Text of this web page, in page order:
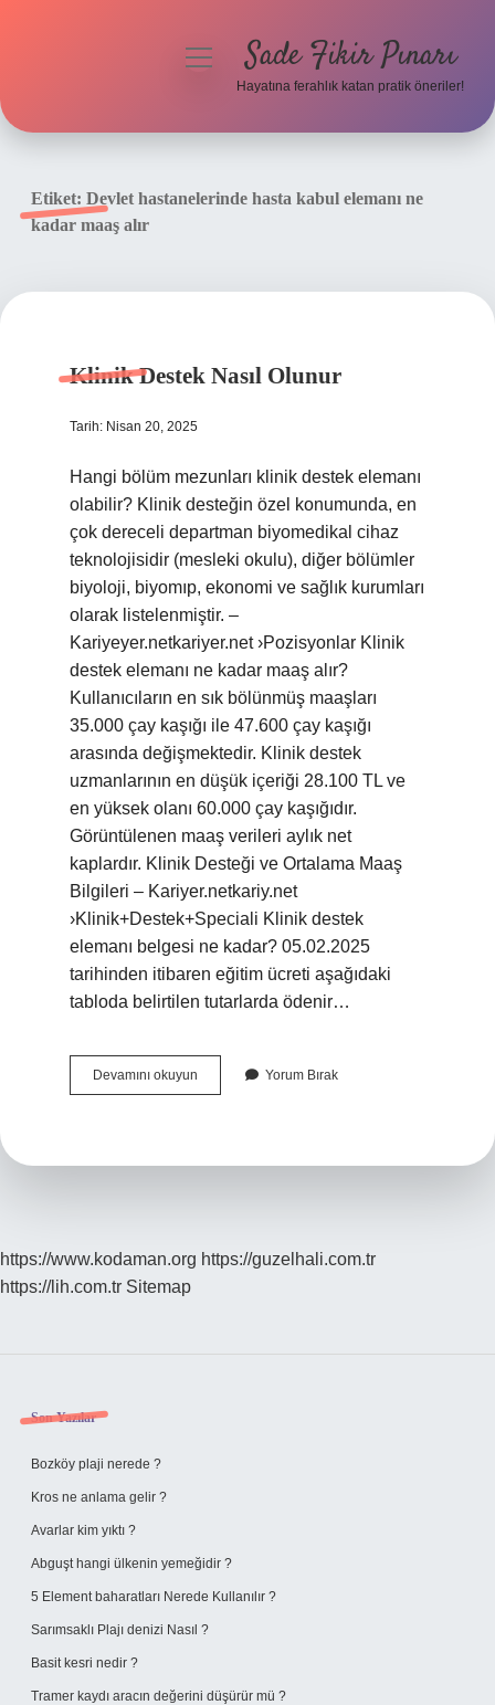
Yasal Uyarı
menüyüSade Fikir Pınarı
Hayatına ferahlık katan pratik öneriler!
Etiket: Devlet hastanelerinde hasta kabul elemanı ne
kadar maaş alır
Klinik Destek Nasıl Olunur
Tarih: Nisan 20, 2025
Hangi bölüm mezunları klinik destek elemanı
olabilir? Klinik desteğin özel konumunda, en
çok dereceli departman biyomedikal cihaz
teknolojisidir (mesleki okulu), diğer bölümler
biyoloji, biyomıp, ekonomi ve sağlık kurumları
olarak listelenmiştir. –
Kariyeyer.netkariyer.net ›Pozisyonlar Klinik
destek elemanı ne kadar maaş alır?
Kullanıcıların en sık bölünmüş maaşları
35.000 çay kaşığı ile 47.600 çay kaşığı
arasında değişmektedir. Klinik destek
uzmanlarının en düşük içeriği 28.100 TL ve
en yüksek olanı 60.000 çay kaşığıdır.
Görüntülenen maaş verileri aylık net
kaplardır. Klinik Desteği ve Ortalama Maaş
Bilgileri – Kariyer.netkariy.net
›Klinik+Destek+Speciali Klinik destek
elemanı belgesi ne kadar? 05.02.2025
tarihinden itibaren eğitim ücreti aşağıdaki
tabloda belirtilen tutarlarda ödenir…
Devamını okuyun
Destek
Yorum Bırak
https://www.kodaman.org https://guzelhali.com.tr
https://lih.com.tr Sitemap
Sidebar
Son Yazılar
Bozköy plaji nerede ?
Kros ne anlama gelir ?
Avarlar kim yıktı ?
Abguşt hangi ülkenin yemeğidir ?
5 Element baharatları Nerede Kullanılır ?
Sarımsaklı Plajı denizi Nasıl ?
Basit kesri nedir ?
Tramer kaydı aracın değerini düşürür mü ?